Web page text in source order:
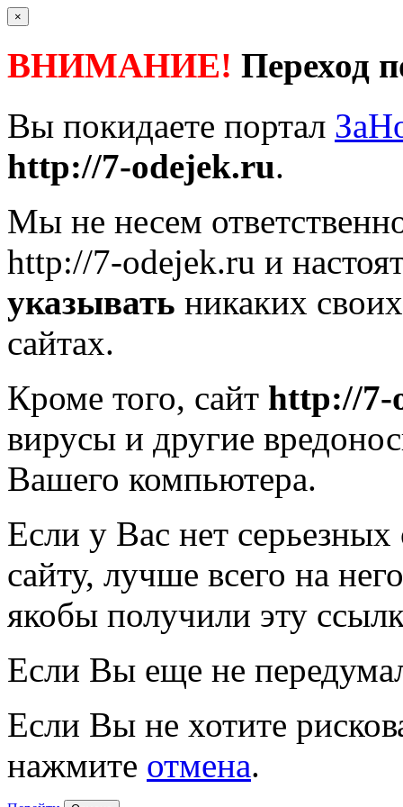
×
ВНИМАНИЕ! Переход
Вы покидаете портал
http://7-odejek.ru.
Мы не несем
http://7-odejek.ru и
указывать никаких
сайтах.
Кроме того, сайт http://7-
вирусы и другие
Вашего компьютера.
Если у Вас нет
сайту, лучше всего на
якобы получили эту
Если Вы еще не
Если Вы не хотите
нажмите отмена.